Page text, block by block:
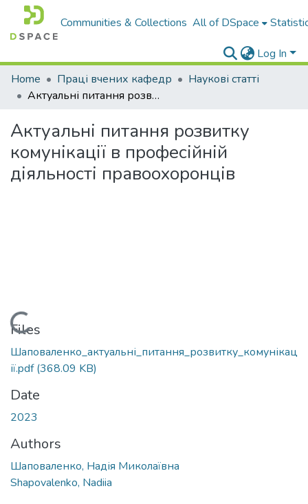
Communities & Collections All of DSpace
Log In
Home
Праці вчених кафедр
Наукові статті
Актуальні питання розвитку комунікації в професійній діяльності правоохоронців
Актуальні питання розвитку
комунікації в професійній
діяльності правоохоронців
Files
Шаповаленко_актуальні_питання_розвитку_комунікац
ії.pdf(368.09 KB)
Date
2023
Authors
Шаповаленко, Надія Миколаївна
Shapovalenko, Nadiia